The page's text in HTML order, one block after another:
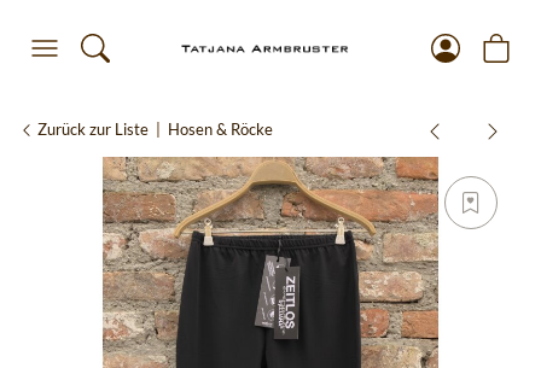
Zurück zur Liste Hosen & Röcke